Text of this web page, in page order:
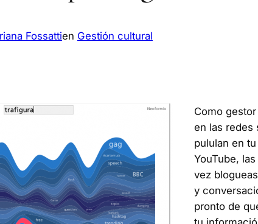
Fossattien Gestión cultural
Como
en las redes
pululan en
YouTube,
vez
y
pronto de